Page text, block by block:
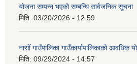
योजना सम्पन्न भएको सम्बन्धि सार्वजनिक सूचना
मिति: 03/20/2026 - 12:59
नासोँ गाउँपालिका गाउँकार्यापालिकाको आवधिक
मिति: 09/29/2024 - 14:57